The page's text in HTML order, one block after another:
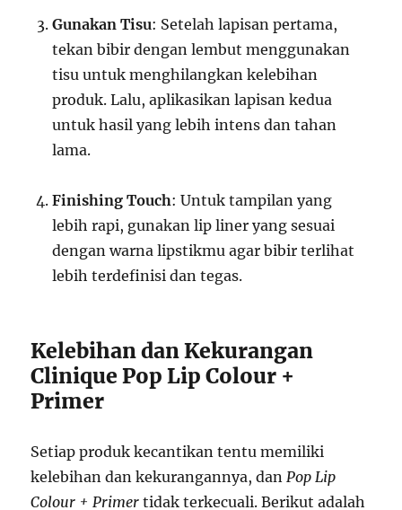
Gunakan Tisu: Setelah lapisan pertama,
tekan bibir dengan lembut menggunakan
tisu untuk menghilangkan kelebihan
produk. Lalu, aplikasikan lapisan kedua
untuk hasil yang lebih intens dan tahan
lama.
Finishing Touch: Untuk tampilan yang
lebih rapi, gunakan lip liner yang sesuai
dengan warna lipstikmu agar bibir terlihat
lebih terdefinisi dan tegas.
Kelebihan dan Kekurangan
Clinique Pop Lip Colour +
Primer
Setiap produk kecantikan tentu memiliki
kelebihan dan kekurangannya, danPop Lip
Colour + Primer tidak terkecuali. Berikut adalah